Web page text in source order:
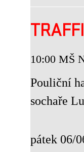
10:00 MŠ
Pouliční
sochaře
pátek 06/